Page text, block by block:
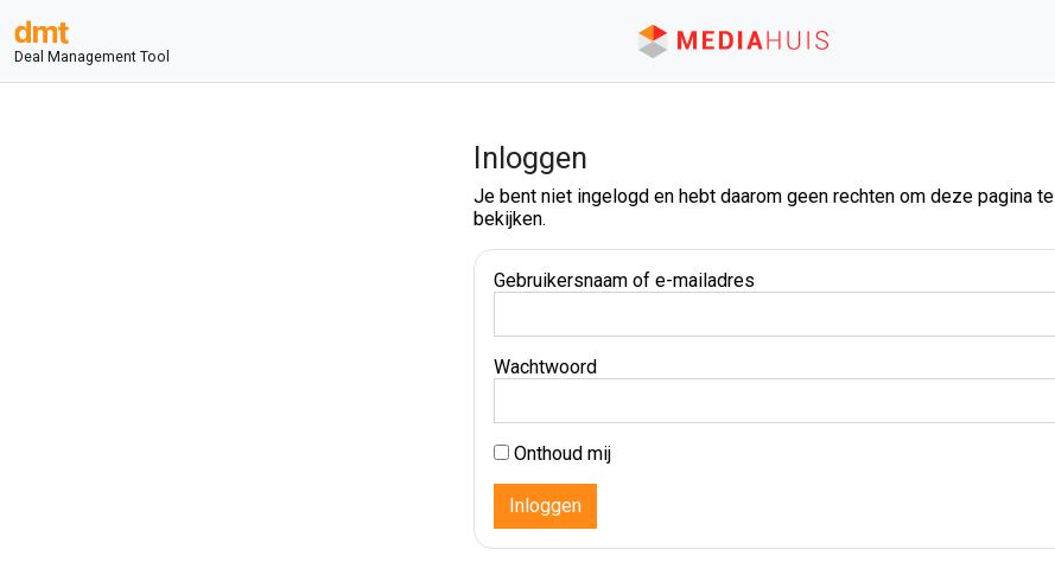
Deal Management Tool
Inloggen
Je bent niet ingelogd en hebt daarom geen rechten om deze pagina te
bekijken.
Gebruikersnaam of e-mailadres
Wachtwoord
Onthoud mij